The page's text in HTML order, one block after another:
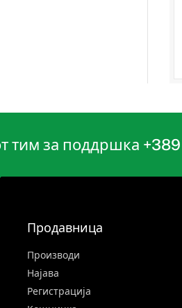
тим за поддршка
Продавница
Производи
Најава
Регистрација